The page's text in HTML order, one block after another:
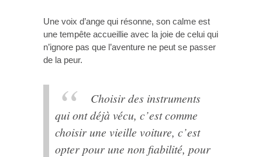
Une voix d’ange qui résonne, son calme est
une tempête accueillie avec la joie de celui qui
n’ignore pas que l’aventure ne peut se passer
de la peur.
Choisir des instruments
qui ont déjà vécu, c’est comme
choisir une vieille voiture, c’est
opter pour une non fiabilité, pour